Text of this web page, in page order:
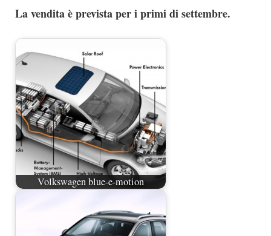
La vendita è prevista per i primi di settembre.
Volkswagen blue-e-motion